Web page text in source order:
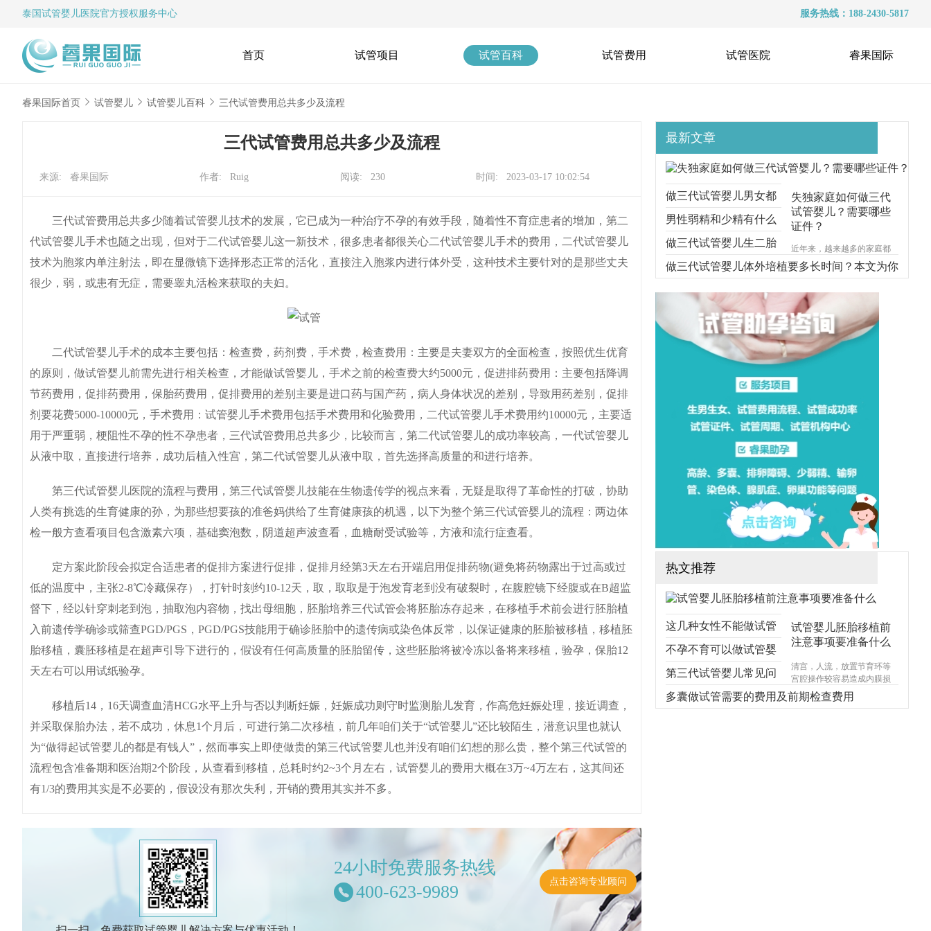
泰国试管婴儿 医院官方授权服务中心 服务热线：188-2430-5817
首页 试管项目 试管百科 试管费用 试管医院 睿果国际
睿果国际首页 试管婴儿 试管婴儿百科 三代试管费用总共多少及流程
三代试管费用总共多少及流程
来源: 睿果国际 作者: Ruig 阅读: 230 时间: 2023-03-17 10:02:54
三代试管费用总共多少随着试管婴儿技术的发展，它已成为一种治疗不孕的有效手段，随着性不育症患者的增加，第二
代试管婴儿手术也随之出现，但对于二代试管婴儿这一新技术，很多患者都很关心二代试管婴儿手术的费用，二代试管婴儿
技术为胞浆内单注射法，即在显微镜下选择形态正常的活化，直接注入胞浆内进行体外受，这种技术主要针对的是那些丈夫
很少，弱，或患有无症，需要睾丸活检来获取的夫妇。
二代试管婴儿手术的成本主要包括：检查费，药剂费，手术费，检查费用：主要是夫妻双方的全面检查，按照优生优育
的原则，做试管婴儿前需先进行相关检查，才能做试管婴儿，手术之前的检查费大约5000元，促进排药费用：主要包括降调
节药费用，促排药费用，保胎药费用，促排费用的差别主要是进口药与国产药，病人身体状况的差别，导致用药差别，促排
剂要花费5000-10000元，手术费用：试管婴儿手术费用包括手术费用和化验费用，二代试管婴儿手术费用约10000元，主要适
用于严重弱，梗阻性不孕的性不孕患者，三代试管费用总共多少，比较而言，第二代试管婴儿的成功率较高，一代试管婴儿
从液中取，直接进行培养，成功后植入性宫，第二代试管婴儿从液中取，首先选择高质量的和进行培养。
第三代试管婴儿医院的流程与费用，第三代试管婴儿技能在生物遗传学的视点来看，无疑是取得了革命性的打破，协助
人类有挑选的生育健康的孙，为那些想要孩的准爸妈供给了生育健康孩的机遇，以下为整个第三代试管婴儿的流程：两边体
检一般方查看项目包含激素六项，基础窦泡数，阴道超声波查看，血糖耐受试验等，方液和流行症查看。
定方案此阶段会拟定合适患者的促排方案进行促排，促排月经第3天左右开端启用促排药物(避免将药物露出于过高或过
低的温度中，主张2-8℃冷藏保存），打针时刻约10-12天，取，取取是于泡发育老到没有破裂时，在腹腔镜下经腹或在B超监
督下，经以针穿刺老到泡，抽取泡内容物，找出母细胞，胚胎培养三代试管会将胚胎冻存起来，在移植手术前会进行胚胎植
入前遗传学确诊或筛查PGD/PGS，PGD/PGS技能用于确诊胚胎中的遗传病或染色体反常，以保证健康的胚胎被移植，移植胚
胎移植，囊胚移植是在超声引导下进行的，假设有任何高质量的胚胎留传，这些胚胎将被冷冻以备将来移植，验孕，保胎12
天左右可以用试纸验孕。
移植后14，16天调查血清HCG水平上升与否以判断妊娠，妊娠成功则守时监测胎儿发育，作高危妊娠处理，接近调查，
并采取保胎办法，若不成功，休息1个月后，可进行第二次移植，前几年咱们关于“试管婴儿”还比较陌生，潜意识里也就认
为“做得起试管婴儿的都是有钱人”，然而事实上即使做贵的第三代试管婴儿也并没有咱们幻想的那么贵，整个第三代试管的
流程包含准备期和医治期2个阶段，从查看到移植，总耗时约2~3个月左右，试管婴儿的费用大概在3万~4万左右，这其间还
有1/3的费用其实是不必要的，假设没有那次失利，开销的费用其实并不多。
24小时免费服务热线
400-623-9989
点击咨询专业顾问
最新文章
失独家庭如何做三代
试管婴儿？需要哪些
证件？
近年来，越来越多的家庭都
遭受着失去孩子的痛苦，对
于失独家庭的来说，再生育
安慰方式。那么，失独家庭
想做三代试管可行吗？需要
哪些手续？（如果还想了解
更多的试管婴儿流程、费
用、成功率，可点击在线咨
询，询问专业顾问，解决相
做三代试管婴儿男女都
要准备什么？本文跟你
说明一切
男性弱精和少精有什么
区别？能不能做三代试
管？
做三代试管婴儿生二胎
要考虑什么问题？本文
给你解释清楚
做三代试管婴儿体外培植要多长时间？本文为你
步步分解
热文推荐
试管婴儿胚胎移植前
注意事项要准备什么
清宫，人流，放置节育环等
宫腔操作较容易造成内膜损
伤，使基底层受损，造成宫
腔内形成粘连，宫腔形态异
这几种女性不能做试管
婴儿，不能！不能！不
能！
不孕不育可以做试管婴
儿吗？
第三代试管婴儿常见问
题，你想知道的都在
多囊做试管需要的费用及前期检查费用